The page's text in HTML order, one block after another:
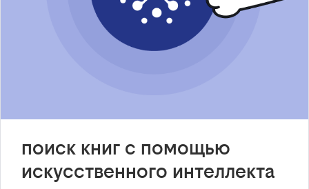
поиск книг с помощью
искусственного интеллекта